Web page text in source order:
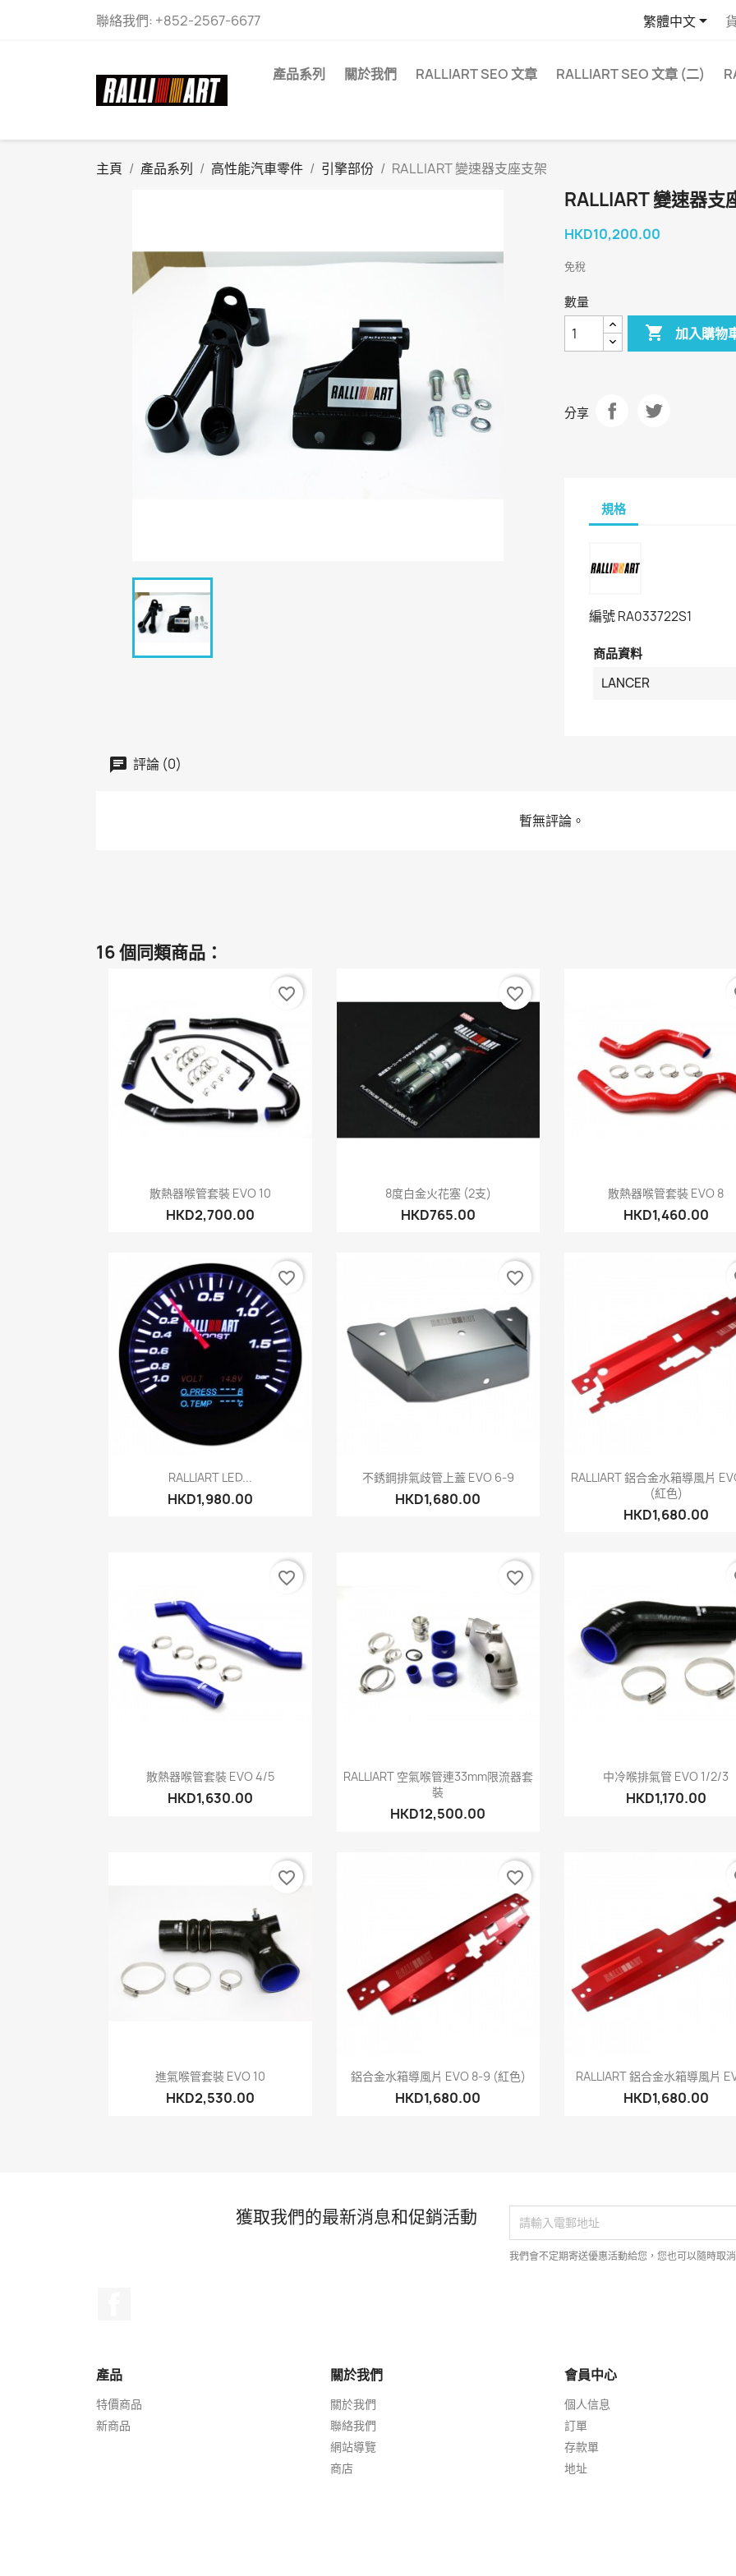
聯絡我們: +852-2567-6677 繁體中文
產品系列 關於我們 RALLIART SEO 文章 RALLIART SEO 文章 (二)
主頁 產品系列 高性能汽車零件 引擎部份 RALLIART 變速器支座支架
RALLIART 變速器支
HKD10,200.00
免稅
數量
 加入購物
分享
規格
編號RA033722S1
商品資料
LANCER
評論 (0)
暫無評論。
16 個同類商品：
快速查看
散熱器喉管套裝 EVO 10
HKD2,700.00
favorite_border
快速查看
8度白金火花塞 (2支)
HKD765.00
favorite_border
快速查看
散熱器喉管套裝 EVO 8
HKD1,460.00
 快速查看
RALLIART LED...
HKD1,980.00
favorite_border
快速查看
不銹鋼排氣歧管上蓋 EVO 6-9
HKD1,680.00
favorite_border
快速查看
RALLIART 鋁合金水箱導風片
(紅色)
HKD1,680.00
快速查看
散熱器喉管套裝 EVO 4/5
HKD1,630.00
favorite_border
快速查看
RALLIART 空氣喉管連33mm限流器套
裝
HKD12,500.00
favorite_border
快速查看
中冷喉排氣管 EVO 1/2/3
HKD1,170.00
快速查看
進氣喉管套裝 EVO 10
HKD2,530.00
favorite_border
快速查看
鋁合金水箱導風片 EVO 8-9 (紅色)
HKD1,680.00
favorite_border
快速查看
RALLIART 鋁合金水箱導風片
HKD1,680.00
獲取我們的最新消息和促銷活動
我們會不定期寄送優惠活動給您，您也可以隨時取消
產品
特價商品
新商品
關於我們
關於我們
聯絡我們
網站導覽
商店
會員中心
個人信息
訂單
存款單
地址